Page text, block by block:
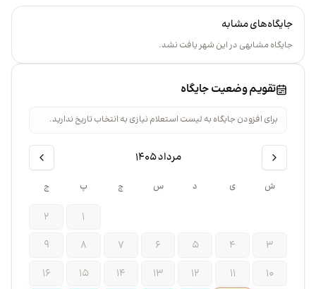
جایگاه‌های مشابه
جایگاه مشابهی در این شهر یافت نشد.
تقویم وضعیت جایگاه
برای افزودن جایگاه به لیست استعلام نیازی به انتخاب تاریخ ندارید.
مرداد ۱۴۰۵
ش ی د س چ پ ج
۱
۲
۳
۴ ۵ ۶ ۷ ۸
۹
۱۰
۱۱ ۱۲ ۱۳ ۱۴ ۱۵
۱۶